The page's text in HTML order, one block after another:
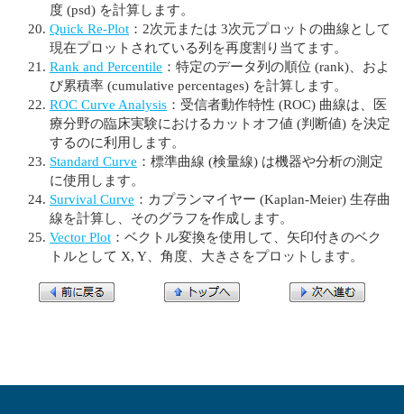
度 (psd) を計算します。
Quick Re-Plot ：2次元または 3次元プロットの曲線として
現在プロットされている列を再度割り当てます。
Rank and Percentile ：特定のデータ列の順位 (rank)、およ
び累積率 (cumulative percentages) を計算します。
ROC Curve Analysis ：受信者動作特性 (ROC) 曲線は、医
療分野の臨床実験におけるカットオフ値 (判断値) を決定
するのに利用します。
Standard Curve ：標準曲線 (検量線) は機器や分析の測定
に使用します。
Survival Curve ：カプランマイヤー (Kaplan-Meier) 生存曲
線を計算し、そのグラフを作成します。
Vector Plot ：ベクトル変換を使用して、矢印付きのベク
トルとして X, Y、角度、大きさをプロットします。